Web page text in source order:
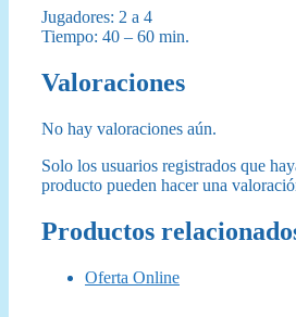
Jugadores: 2 a 4
Tiempo: 40 – 60 min.
Valoraciones
No hay valoraciones aún.
Solo los usuarios registrados que
producto pueden hacer una
Productos
Oferta Online